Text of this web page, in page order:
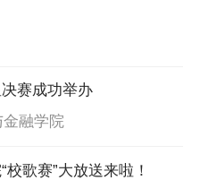
赛成功举办
融学院
歌赛”大放送来啦！